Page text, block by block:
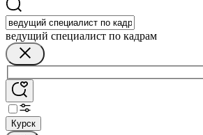
ведущий специалист по кадрам
Курск